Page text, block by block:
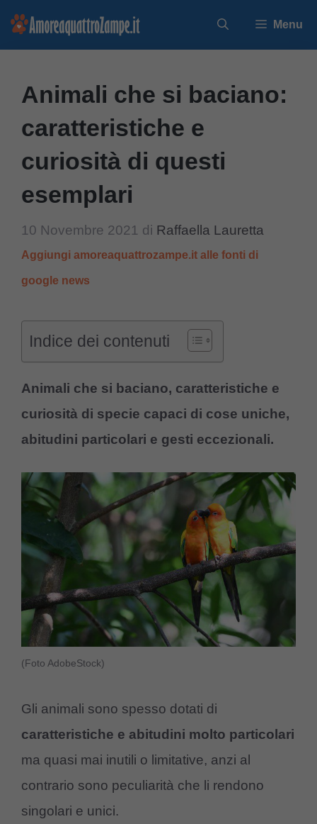
Vai
Menu
Animali che si baciano:
caratteristiche e
curiosità di questi
esemplari
10 Novembre 2021 di Raffaella Lauretta
Aggiungi amoreaquattrozampe.it alle fonti di
google news
Indice dei contenuti
Animali che si baciano, caratteristiche e
curiosità di specie capaci di cose uniche,
abitudini particolari e gesti eccezionali.
(Foto AdobeStock)
Gli animali sono spesso dotati di
caratteristiche e abitudini molto particolari
ma quasi mai inutili o limitative, anzi al
contrario sono peculiarità che li rendono
singolari e unici.